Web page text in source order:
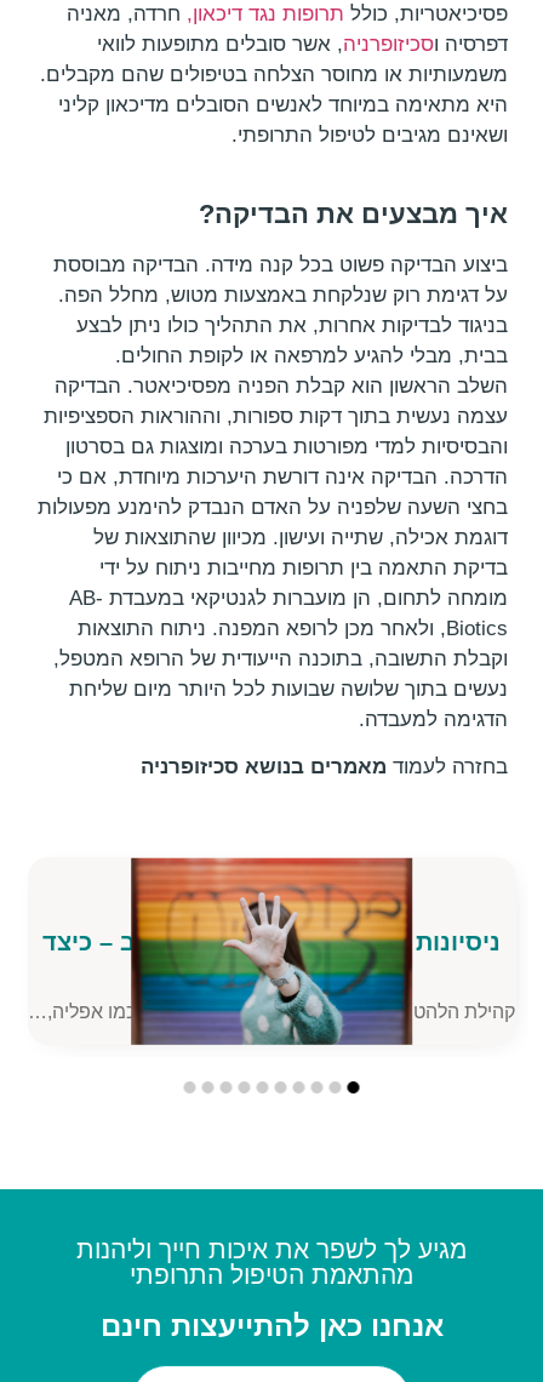
פסיכיאטריות, כולל תרופות נגד דיכאון, חרדה, מאניה
דפרסיה וסכיזופרניה, אשר סובלים מתופעות לוואי
משמעותיות או מחוסר הצלחה בטיפולים שהם מקבלים.
היא מתאימה במיוחד לאנשים הסובלים מדיכאון קליני
ושאינם מגיבים לטיפול התרופתי.
איך מבצעים את הבדיקה?
ביצוע הבדיקה פשוט בכל קנה מידה. הבדיקה מבוססת
על דגימת רוק שנלקחת באמצעות מטוש, מחלל הפה.
בניגוד לבדיקות אחרות, את התהליך כולו ניתן לבצע
בבית, מבלי להגיע למרפאה או לקופת החולים.
השלב הראשון הוא קבלת הפניה מפסיכיאטר. הבדיקה
עצמה נעשית בתוך דקות ספורות, וההוראות הספציפיות
והבסיסיות למדי מפורטות בערכה ומוצגות גם בסרטון
הדרכה. הבדיקה אינה דורשת היערכות מיוחדת, אם כי
בחצי השעה שלפניה על האדם הנבדק להימנע מפעולות
דוגמת אכילה, שתייה ועישון. מכיוון שהתוצאות של
בדיקת התאמה בין תרופות מחייבות ניתוח על ידי
מומחה לתחום, הן מועברות לגנטיקאי במעבדת AB-
Biotics, ולאחר מכן לרופא המפנה. ניתוח התוצאות
וקבלת התשובה, בתוכנה הייעודית של הרופא המטפל,
נעשים בתוך שלושה שבועות לכל היותר מיום שליחת
הדגימה למעבדה.
בחזרה לעמוד מאמרים בנושא סכיזופרניה
החופש הגדול – איך הוא גורם לבעיות
בקרב ילדים ומה ניתן לעשות בנושא?
חופשת הקיץ כבר כאן ומשפחות רבות יוצאות
מגיע לך לשפר את איכות חייך וליהנות
מהתאמת הטיפול התרופתי
אנחנו כאן להתייעצות חינם